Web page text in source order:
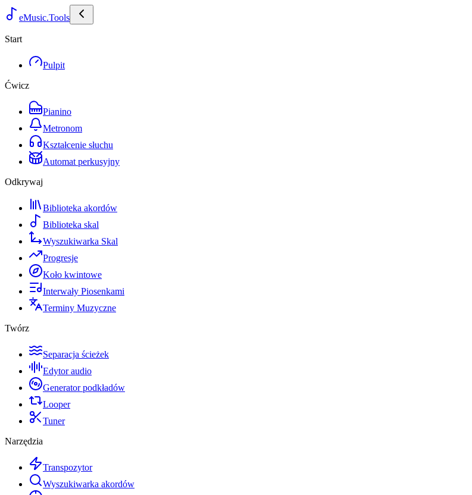
eMusic.Tools
Start
Pulpit
Ćwicz
Pianino
Metronom
Kształcenie słuchu
Automat perkusyjny
Odkrywaj
Biblioteka akordów
Biblioteka skal
Wyszukiwarka Skal
Progresje
Koło kwintowe
Interwały Piosenkami
Terminy Muzyczne
Twórz
Separacja ścieżek
Edytor audio
Generator podkładów
Looper
Tuner
Narzędzia
Transpozytor
Wyszukiwarka akordów